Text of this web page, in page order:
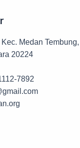
Medan Tembung,
20224
7892